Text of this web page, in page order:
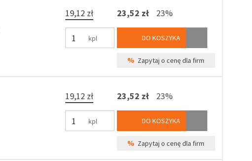
19,12 zł
kpl
23,52 zł 23%
DO KOSZYKA
% Zapytaj o cenę dla firm
19,12 zł
kpl
23,52 zł 23%
DO KOSZYKA
% Zapytaj o cenę dla firm